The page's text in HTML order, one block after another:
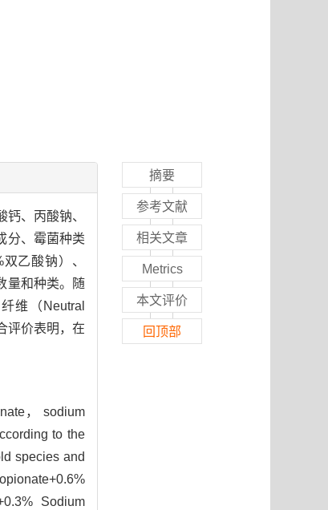
、丙酸钠、
分、霉菌种类
乙酸钠）、
量和种类。随
维（Neutral
评价表明，在
， sodium
to the
species and
Sodium
摘要
参考文献
相关文章
Metrics
本文评价
回顶部